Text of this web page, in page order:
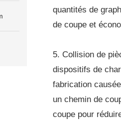
quantités de
de coupe et
5. Collision de
dispositifs de
fabrication
un chemin de
coupe pour